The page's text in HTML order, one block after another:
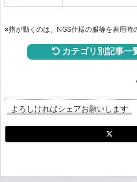
※指が動くのは、NGS仕様の服等を着用時
カテゴリ別記事一
よろしければシェアお願いします